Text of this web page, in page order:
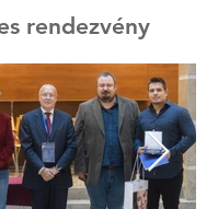
rendezvény